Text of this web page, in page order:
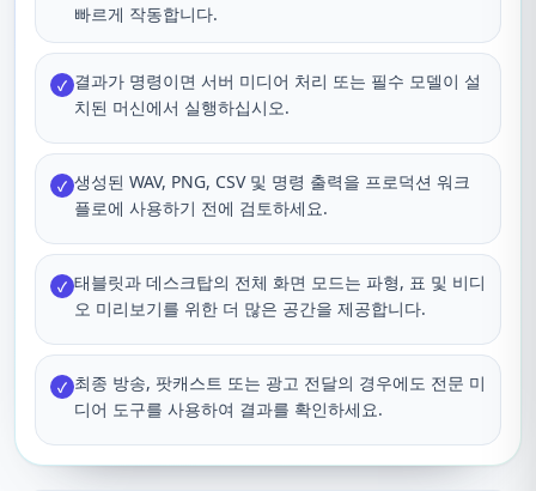
빠르게 작동합니다.
✓ 결과가 명령이면 서버 미디어 처리 또는 필수 모델이 설
치된 머신에서 실행하십시오.
✓ 생성된 WAV, PNG, CSV 및 명령 출력을 프로덕션 워크
플로에 사용하기 전에 검토하세요.
✓ 태블릿과 데스크탑의 전체 화면 모드는 파형, 표 및 비디
오 미리보기를 위한 더 많은 공간을 제공합니다.
✓ 최종 방송, 팟캐스트 또는 광고 전달의 경우에도 전문 미
디어 도구를 사용하여 결과를 확인하세요.